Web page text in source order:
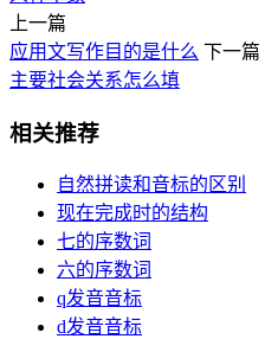
上一篇
应用文写作目的是什么 下一篇
主要社会关系怎么填
相关推荐
自然拼读和音标的区别
现在完成时的结构
七的序数词
六的序数词
q发音音标
d发音音标